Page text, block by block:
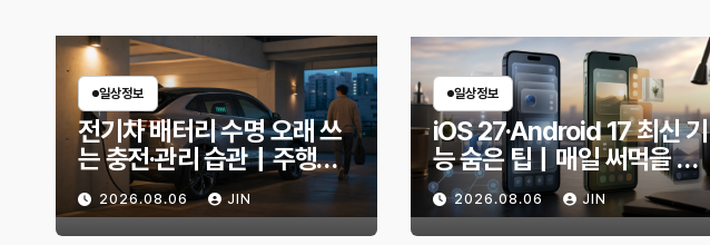
일상정보
전기차 배터리 수명 오래 쓰
는 충전·관리 습관｜주행거
리 불안 줄이는 현실적인 방
법2026.08.06 JIN
일상정보
iOS 27·Android 17 최신 기
능 숨은 팁｜매일 써먹을 만
한 기능만 골랐다
2026.08.06 JIN